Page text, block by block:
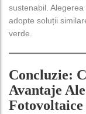
sustenabil.
adopte soluții
verde.
Concluzie:
Avantaje
Fotovoltaice